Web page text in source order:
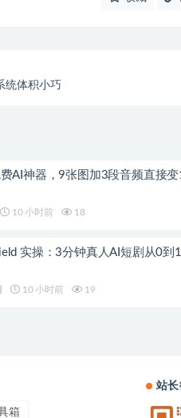
统体积小巧
AI神器，9张图加3段音频直接
10 小时前 18
实操：3分钟真人AI短剧从0到
10 小时前 19
箱
站